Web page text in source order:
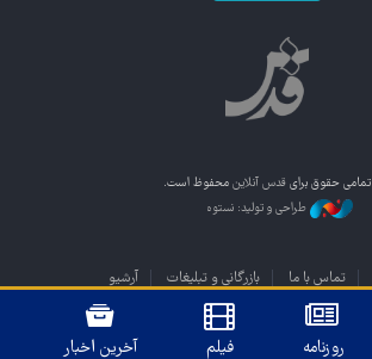
تمامی حقوق برای قدس آنلاین محفوظ است.
طراحی و تولید: نستوه
تماس با ما بازرگانی و تبلیغات آرشیو
روزنامه فیلم آخرین اخبار